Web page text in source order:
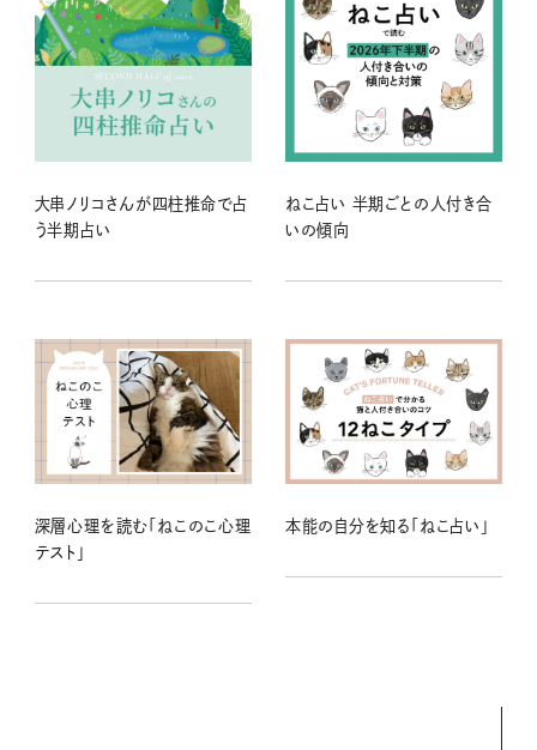
大串ノリコさんが四柱推命で占
う半期占い
ねこ占い 半期ごとの人付き合
いの傾向
深層心理を読む「ねこのこ心理
テスト」
本能の自分を知る「ねこ占い」